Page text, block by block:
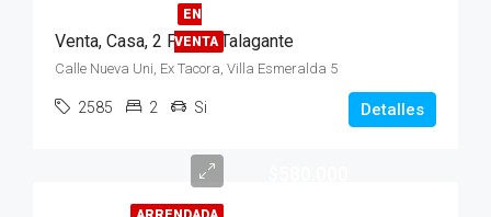
EN
VENTA
Venta, Casa, 2 Pisos, Talagante
Calle Nueva Uni, Ex Tacora, Villa Esmeralda 5
2585 2 Si Detalles